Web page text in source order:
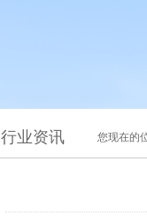
行业资讯 您现在的